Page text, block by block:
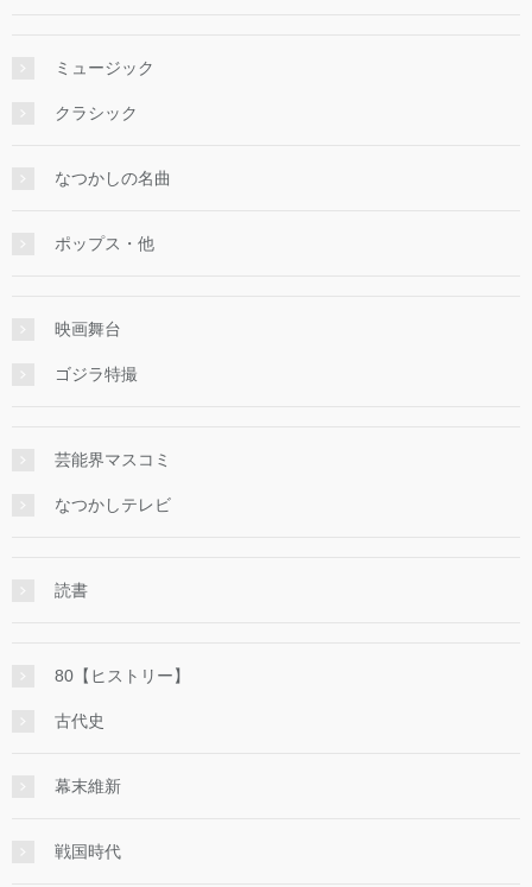
ミュージック
クラシック
なつかしの名曲
ポップス・他
映画舞台
ゴジラ特撮
芸能界マスコミ
なつかしテレビ
読書
80【ヒストリー】
古代史
幕末維新
戦国時代